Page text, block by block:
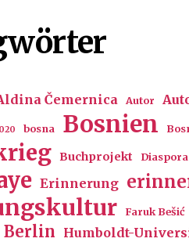
Čemernica Autor
bosna Bosnien
Buchprojekt Diaspora
Erinnerung
Faruk Bešić
Berlin Humboldt-